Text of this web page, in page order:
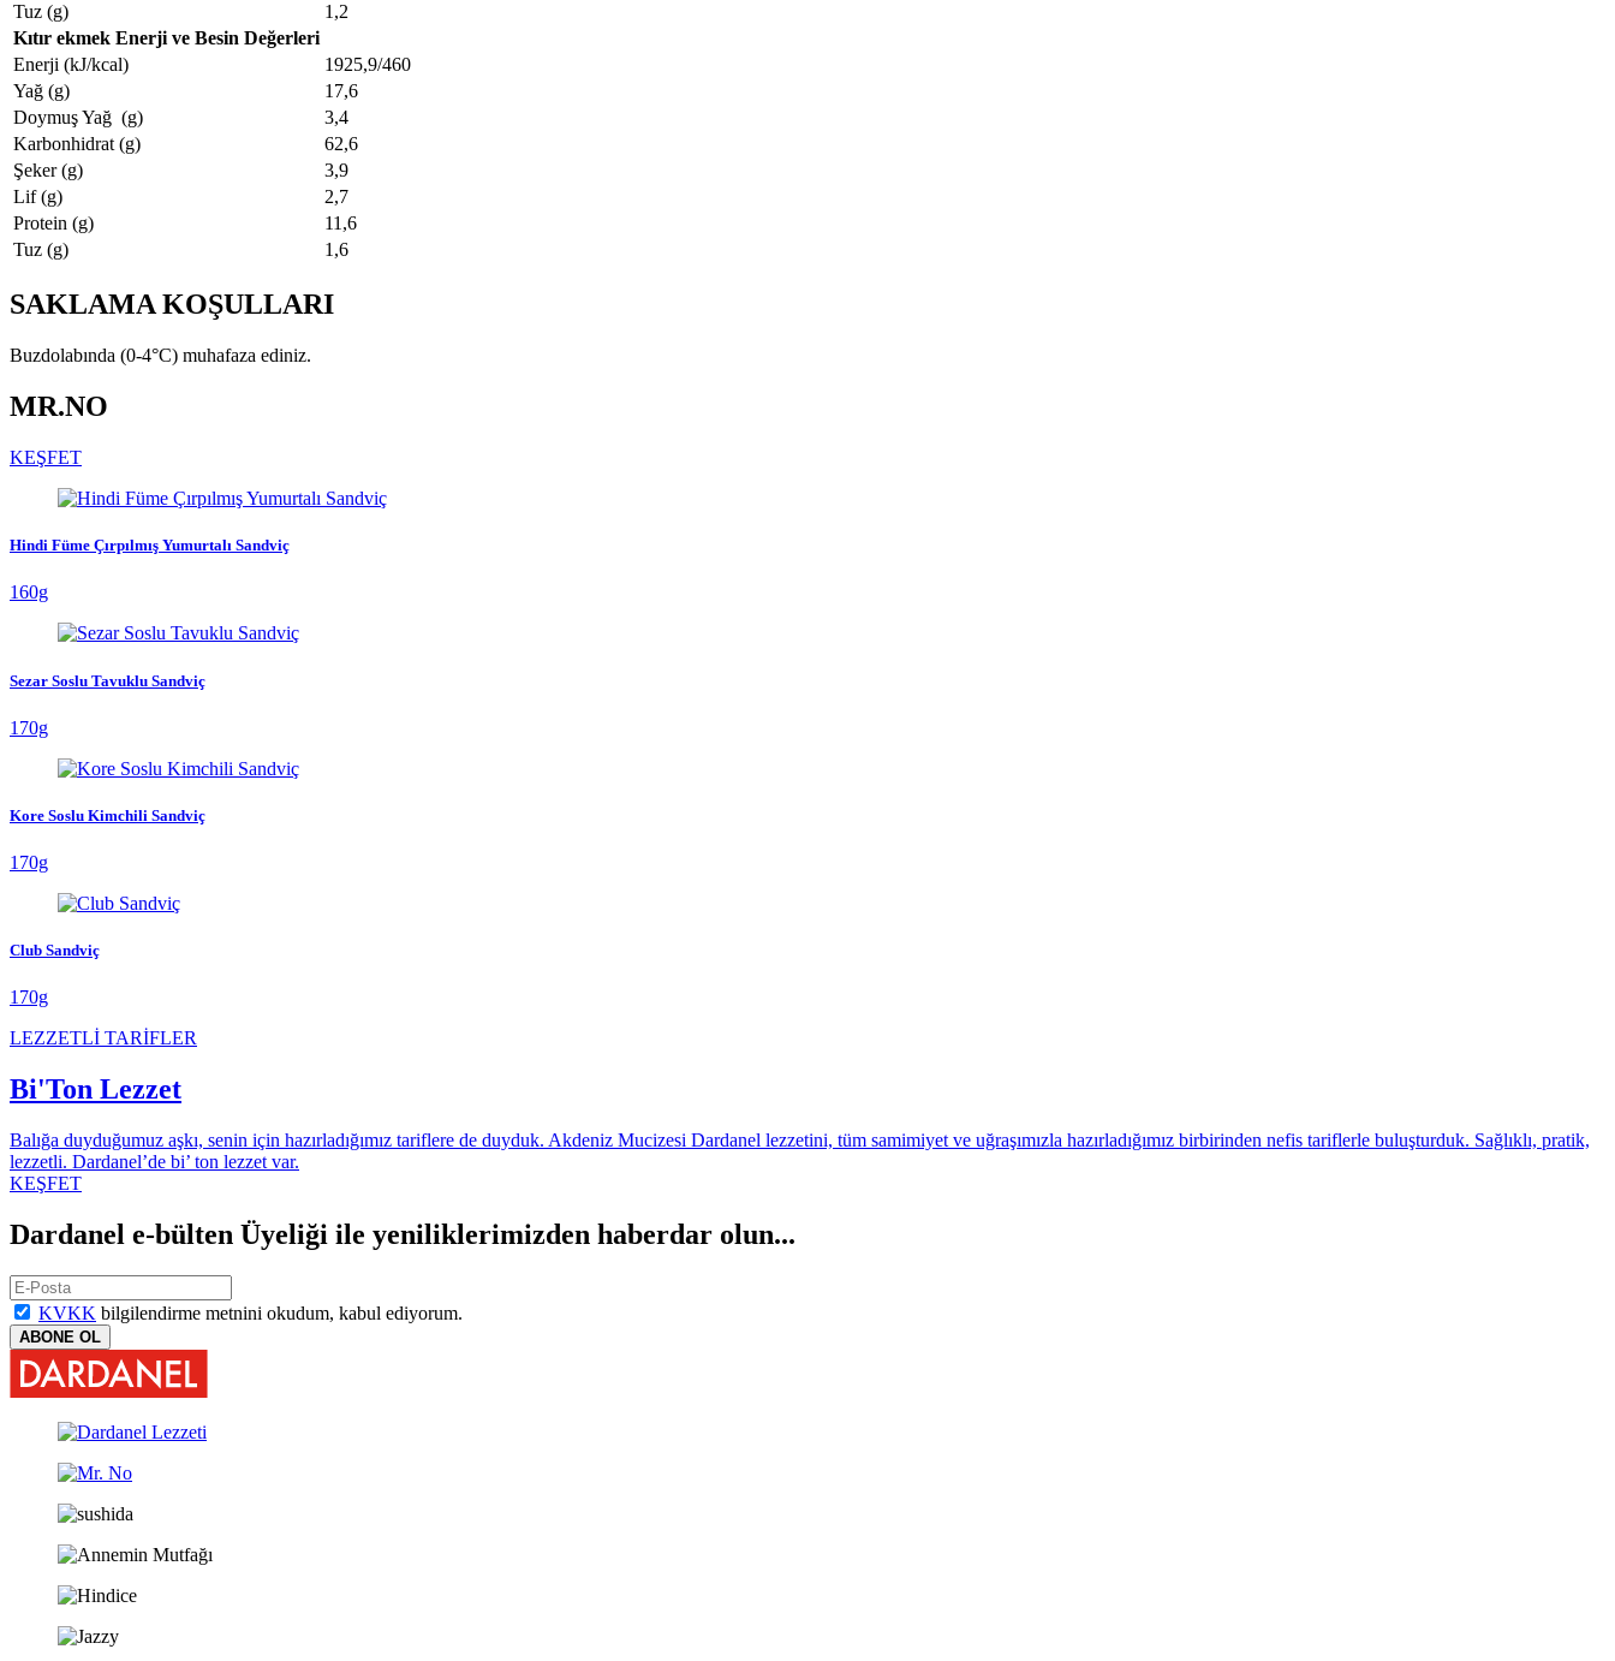
Tuz (g)
1,2
Kıtır ekmek Enerji ve Besin Değerleri
Enerji (kJ/kcal)
1925,9/460
Yağ (g)
17,6
Doymuş Yağ (g)
3,4
Karbonhidrat (g)
62,6
Şeker (g)
3,9
Lif (g)
2,7
Protein (g)
11,6
Tuz (g)
1,6
SAKLAMA KOŞULLARI
Buzdolabında (0-4°C) muhafaza ediniz.
MR.NO
KEŞFET
Hindi Füme Çırpılmış Yumurtalı Sandviç
160g
Sezar Soslu Tavuklu Sandviç
170g
Kore Soslu Kimchili Sandviç
170g
Club Sandviç
170g
LEZZETLİ TARİFLER
Bi'Ton Lezzet
Balığa duyduğumuz aşkı, senin için hazırladığımız tariflere de duyduk. Akdeniz Mucizesi Dardanel lezzetini, tüm samimiyet ve uğraşımızla hazırladığımız birbirinden nefis tariflerle buluşturduk. Sağlıklı, pratik,
lezzetli. Dardanel’de bi’ ton lezzet var.
KEŞFET
Dardanel e-bülten Üyeliği ile yeniliklerimizden haberdar olun...
KVKK bilgilendirme metnini okudum, kabul ediyorum.
ABONE OL